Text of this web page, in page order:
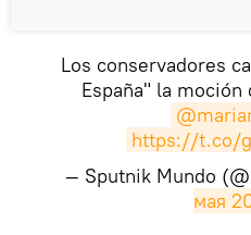
Los conservadores
España" la
https://t.co/
— Sputnik Mundo
мая